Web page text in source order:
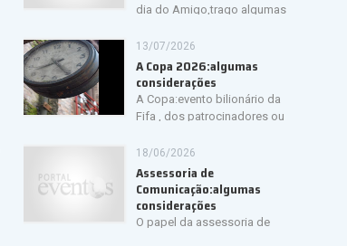
dia do Amigo,trago algumas
13/07/2026
A Copa 2026:algumas
considerações
A Copa:evento bilionário da
Fifa , dos patrocinadores ou
caríssimos,cenas de racismo mas um espetáculo
tecnologicamente perfeito....Algumas
considerações .
18/06/2026
Assessoria de
Comunicação:algumas
considerações
O papel da assessoria de